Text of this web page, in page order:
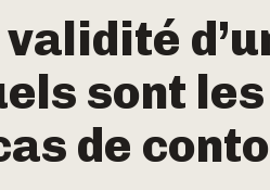
sont
de